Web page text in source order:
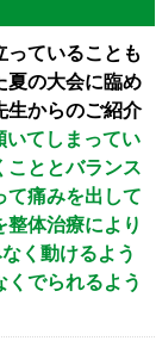
っていることも
夏の大会に臨め
生からのご紹介
いてしまってい
こととバランス
て痛みを出して
体治療により
く動けるよう
でられるよう